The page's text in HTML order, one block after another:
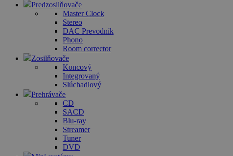
Predzosilňovače
Master Clock
Stereo
DAC Prevodník
Phono
Room corrector
Zosilňovače
Koncový
Integrovaný
Slúchadlový
Prehrávače
CD
SACD
Blu-ray
Streamer
Tuner
DVD